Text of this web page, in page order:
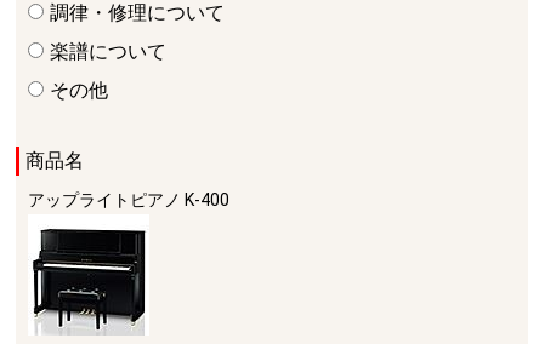
調律・修理について
楽譜について
その他
商品名
アップライトピアノ K-400